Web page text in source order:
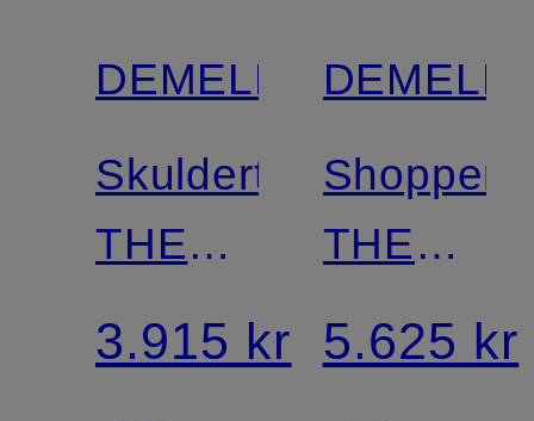
DEMELLIER
Skuldertaske
THE
SIENA
3.915 kr
Shopper
THE
NEW
YORK
5.625 kr